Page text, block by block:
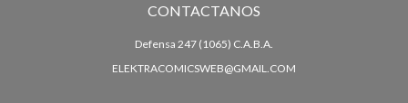
CONTACTANOS
Defensa 247 (1065) C.A.B.A.
ELEKTRACOMICSWEB@GMAIL.COM